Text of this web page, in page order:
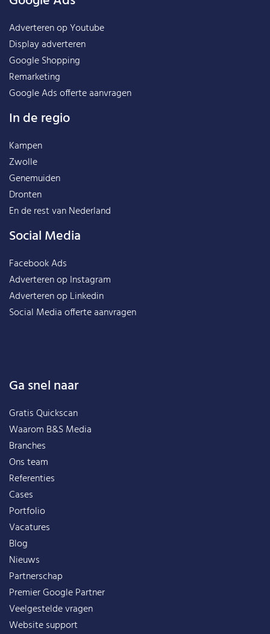
Adverteren op Youtube
Display adverteren
Google Shopping
Remarketing
Google Ads offerte aanvragen
In de regio
Kampen
Zwolle
Genemuiden
Dronten
En de rest vanNederland
Social Media
Facebook Ads
Adverteren op Instagram
Adverteren op Linkedin
Social Media offerte aanvragen
Ga snel naar
Gratis Quickscan
Waarom B&S Media
Branches
Ons team
Referenties
Cases
Portfolio
Vacatures
Blog
Nieuws
Partnerschap
Premier Google Partner
Veelgestelde vragen
Website support